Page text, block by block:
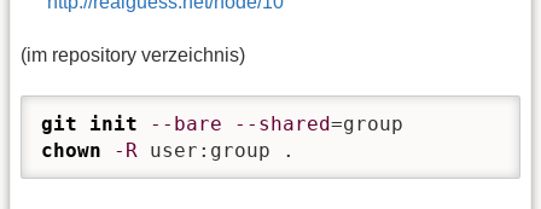
(im repository verzeichnis)
git init --bare --shared
chown
-R user:group .